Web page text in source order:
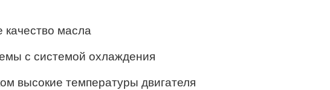
качество масла
с системой охлаждения
высокие температуры двигателя